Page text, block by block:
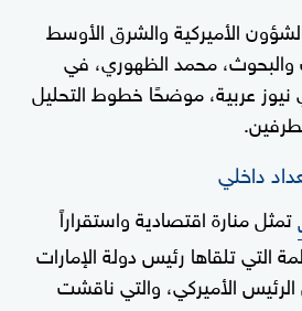
الأميركية والشرق الأوسط
والبحوث، محمد الظهوري، في
عربية، موضحًا خطوط التحليل
داخلي
تمثل منارة اقتصادية واستقراراً
التي تلقاها رئيس دولة الإمارات
الأميركي، والتي ناقشت